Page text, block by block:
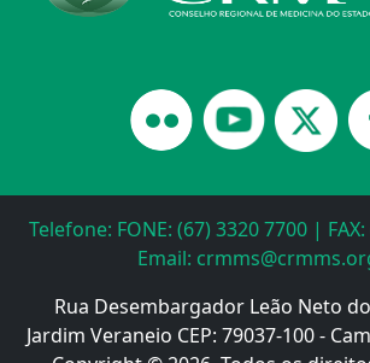
Telefone: FONE: (67) 3320 7700 |
Email:
Rua Desembargador Leão Neto
Jardim Veraneio CEP: 79037-100 -